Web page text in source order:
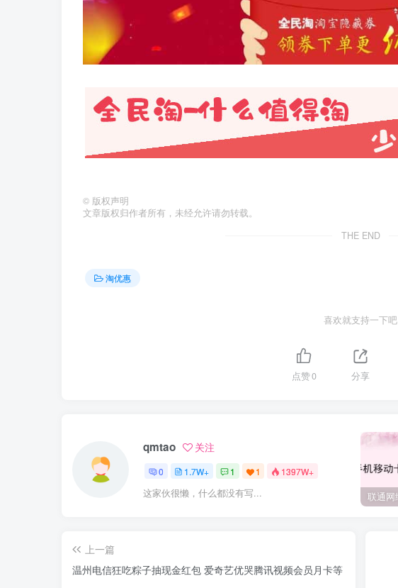
© 版权声明
文章版权归作者所有，未经允许请勿转载。
THE END
淘优惠
喜欢就支持一下吧
点赞0 分享
qmtao 关注
0 1.7W+ 1 1 1397W+
这家伙很懒，什么都没有写...
上一篇
温州电信狂吃粽子抽现金红包 爱奇艺优哭腾讯视频会员月卡等